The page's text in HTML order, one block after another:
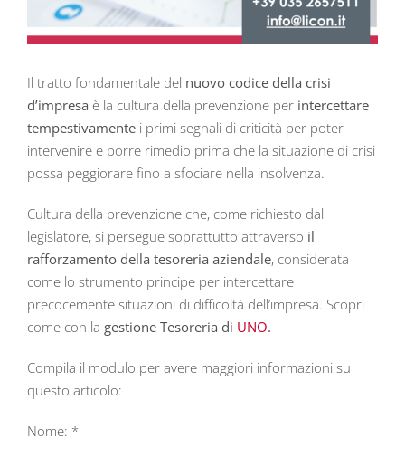
Il tratto fondamentale del nuovo codice della crisi
d’impresa è la cultura della prevenzione per intercettare
tempestivamentei primi segnali di criticità per poter
intervenire e porre rimedio prima che la situazione di crisi
possa peggiorare fino a sfociare nella insolvenza.
Cultura della prevenzione che, come richiesto dal
legislatore, si persegue soprattutto attraverso il
rafforzamento della tesoreria aziendale, considerata
come lo strumento principe per intercettare
precocemente situazioni di difficoltà dell’impresa. Scopri
come con la gestione Tesoreria di UNO.
Compila il modulo per avere maggiori informazioni su
questo articolo:
Nome: *